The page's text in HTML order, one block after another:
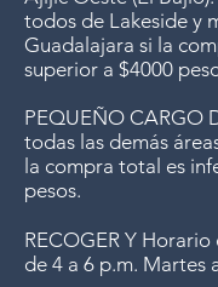
devoluciones de
oferta.
envíos gratis a
ya no ofrecemos
todos de Lakeside y
Guadalajara si la
superior a $4000
PEQUEÑO CARGO
todas las demás
la compra total es
pesos.
RECOGER Y
de 4 a 6 p.m. Martes